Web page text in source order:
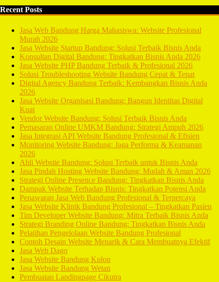
Recent Posts
Jasa Web Bandung Harga Mahasiswa: Website Profesional
Murah 2026
Jasa Website Startup Bandung: Solusi Terbaik Bisnis Anda
Konsultan Digital Bandung: Tingkatkan Bisnis Anda 2026
Jasa Website PHP Bandung Terbaik & Profesional 2026
Solusi Troubleshooting Website Bandung Cepat & Tepat
Digital Agency Bandung Terbaik: Kembangkan Bisnis Anda
2026
Jasa Website Organisasi Bandung: Bangun Identitas Digital
Kuat
Vendor Website Bandung: Solusi Terbaik Bisnis Anda
Pemasaran Online UMKM Bandung: Strategi Ampuh 2026
Jasa Integrasi API Website Bandung Profesional & Efisien
Monitoring Website Bandung: Jaga Performa & Keamanan
2026
Ahli Website Bandung: Solusi Terbaik untuk Bisnis Anda
Jasa Pindah Hosting Website Bandung: Mudah & Aman 2026
Strategi Online Presence Bandung: Tingkatkan Bisnis Anda
Dampak Website Terhadap Bisnis: Tingkatkan Potensi Anda
Penawaran Jasa Web Bandung Profesional & Terpercaya
Jasa Website Klinik Bandung Profesional – Tingkatkan Pasien
Tim Developer Website Bandung: Mitra Terbaik Bisnis Anda
Strategi Branding Online Bandung: Tingkatkan Bisnis Anda
Pelatihan Pengelolaan Website Bandung Profesional
Contoh Desain Website Menarik & Cara Membuatnya Efektif
Jasa Web Dago
Jasa Website Bandung Kulon
Jasa Website Bandung Wetan
Pembuatan Landingpage Cikutra